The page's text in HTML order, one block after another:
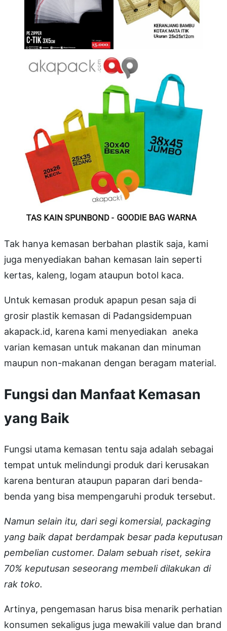
Tak hanya kemasan berbahan plastik saja, kami
juga menyediakan bahan kemasan lain seperti
kertas, kaleng, logam ataupun botol kaca.
Untuk kemasan produk apapun pesan saja di
grosir plastik kemasan di Padangsidempuan
akapack.id, karena kami menyediakan aneka
varian kemasan untuk makanan dan minuman
maupun non-makanan dengan beragam material.
Fungsi dan Manfaat Kemasan
yang Baik
Fungsi utama kemasan tentu saja adalah sebagai
tempat untuk melindungi produk dari kerusakan
karena benturan ataupun paparan dari benda-
benda yang bisa mempengaruhi produk tersebut.
Namun selain itu, dari segi komersial, packaging
yang baik dapat berdampak besar pada keputusan
pembelian customer. Dalam sebuah riset, sekira
70% keputusan seseorang membeli dilakukan di
rak toko.
Artinya, pengemasan harus bisa menarik perhatian
konsumen sekaligus juga mewakili value dan brand